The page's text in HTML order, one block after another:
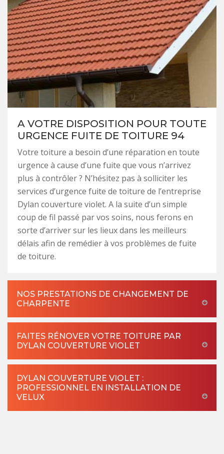
A VOTRE DISPOSITION POUR TOUTE
URGENCE FUITE DE TOITURE 94
Votre toiture a besoin d’une réparation en toute
urgence à cause d’une fuite que vous n’arrivez
plus à contrôler ? N’hésitez pas à solliciter les
services d’urgence fuite de toiture de l’entreprise
Dylan couverture violet. A la suite d’un simple
coup de fil passé par vos soins, nous ferons en
sorte d’arriver sur les lieux dans les meilleurs
délais afin de remédier à vos problèmes de fuite
de toiture.
NOS PRESTATIONS DE CHANGEMENT DE
CHARPENTE
FAITES RÉNOVER VOTRE TOITURE PAR
DYLAN COUVERTURE VIOLET
DYLAN COUVERTURE VIOLET :
PROFESSIONNEL EN INSTALLATION DE
VELUX